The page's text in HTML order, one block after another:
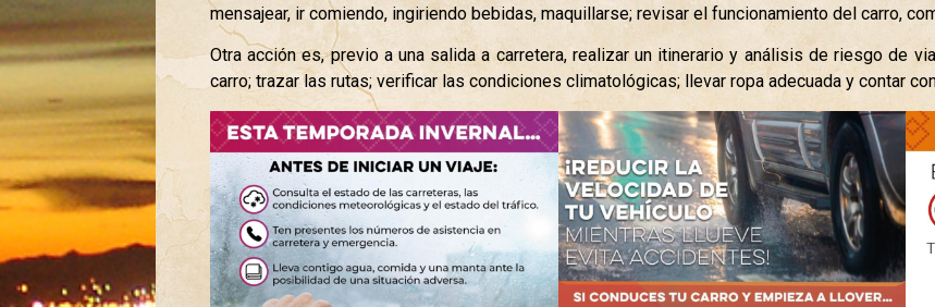
mensajear, ir comiendo, ingiriendo bebidas, maquillarse; revisar el funcionamiento del carro,
Otra acción es, previo a una salida a carretera, realizar un itinerario y análisis de riesgo de
carro; trazar las rutas; verificar las condiciones climatológicas; llevar ropa adecuada y contar